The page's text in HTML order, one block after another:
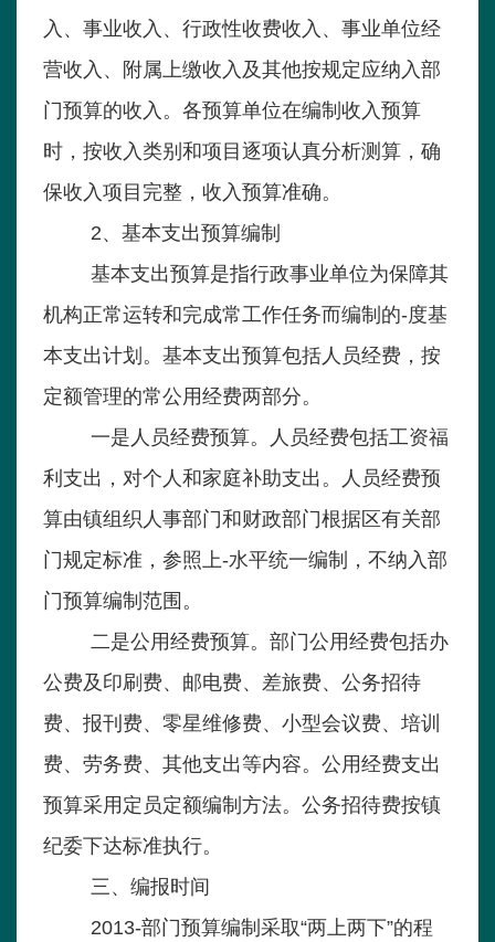
入、事业收入、行政性收费收入、事业单位经
营收入、附属上缴收入及其他按规定应纳入部
门预算的收入。各预算单位在编制收入预算
时，按收入类别和项目逐项认真分析测算，确
保收入项目完整，收入预算准确。
2、基本支出预算编制
基本支出预算是指行政事业单位为保障其
机构正常运转和完成常工作任务而编制的-度基
本支出计划。基本支出预算包括人员经费，按
定额管理的常公用经费两部分。
一是人员经费预算。人员经费包括工资福
利支出，对个人和家庭补助支出。人员经费预
算由镇组织人事部门和财政部门根据区有关部
门规定标准，参照上-水平统一编制，不纳入部
门预算编制范围。
二是公用经费预算。部门公用经费包括办
公费及印刷费、邮电费、差旅费、公务招待
费、报刊费、零星维修费、小型会议费、培训
费、劳务费、其他支出等内容。公用经费支出
预算采用定员定额编制方法。公务招待费按镇
纪委下达标准执行。
三、编报时间
2013-部门预算编制采取“两上两下”的程